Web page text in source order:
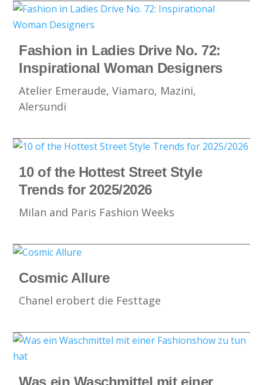
Fashion in Ladies Drive No. 72:
Inspirational Woman Designers
Atelier Emeraude, Viamaro, Mazini,
Alersundi
10 of the Hottest Street Style
Trends for 2025/2026
Milan and Paris Fashion Weeks
Cosmic Allure
Chanel erobert die Festtage
Was ein Waschmittel mit einer